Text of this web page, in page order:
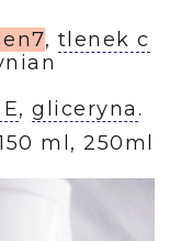
, tlenek c
,gliceryna.
ml, 250ml